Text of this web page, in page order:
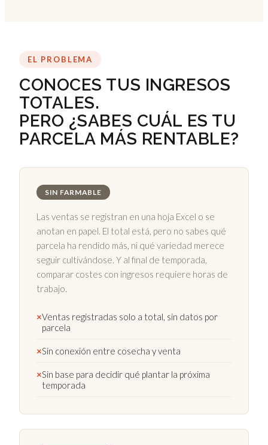
EL PROBLEMA
CONOCES TUS INGRESOS
TOTALES.
PERO ¿SABES CUÁL ES TU
PARCELA MÁS RENTABLE?
SIN FARMABLE
Las ventas se registran en una hoja Excel o se
anotan en papel. El total está, pero no sabes qué
parcela ha rendido más, ni qué variedad merece
seguir cultivándose. Y al final de temporada,
comparar costes con ingresos requiere horas de
trabajo.
×Ventas registradas solo a total, sin datos por
parcela
×Sin conexión entre cosecha y venta
×Sin base para decidir qué plantar la próxima
temporada